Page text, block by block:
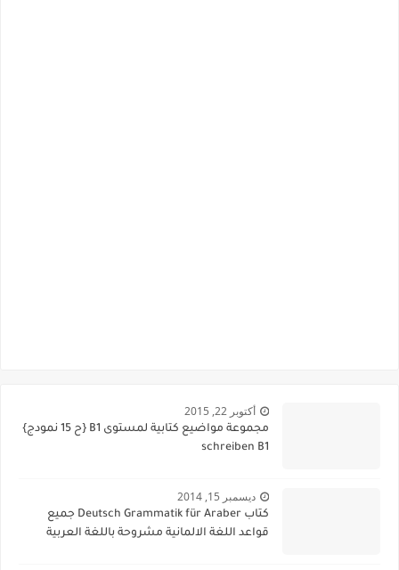
أكتوبر 22, 2015
مجموعة مواضيع كتابية لمستوى B1 {ح 15 نمودج}
schreiben B1
ديسمبر 15, 2014
كتاب Deutsch Grammatik für Araber جميع
قواعد اللغة الالمانية مشروحة باللغة العربية